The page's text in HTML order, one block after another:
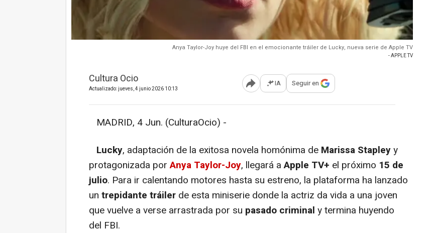
Anya Taylor-Joy huye del FBI en el emocionante tráiler de Lucky, nueva serie de Apple TV
- APPLE TV
Cultura Ocio
Actualizado: jueves, 4 junio 2026 10:13 Abrir opciones para compartir
IA Seguir en
MADRID, 4 Jun. (CulturaOcio) -
Lucky, adaptación de la exitosa novela homónima de Marissa Stapleyy
protagonizada porAnya Taylor-Joy, llegará aApple TV+ el próximo 15 de
julio. Para ir calentando motores hasta su estreno, la plataforma ha lanzado
un trepidante tráiler de esta miniserie donde la actriz da vida a una joven
que vuelve a verse arrastrada por su pasado criminal y termina huyendo
del FBI.